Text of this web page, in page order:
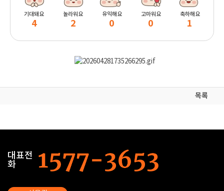
기대돼요
4
놀라워요
2
유익해요
0
고마워요
0
축하해요
1
목록
대표전
화